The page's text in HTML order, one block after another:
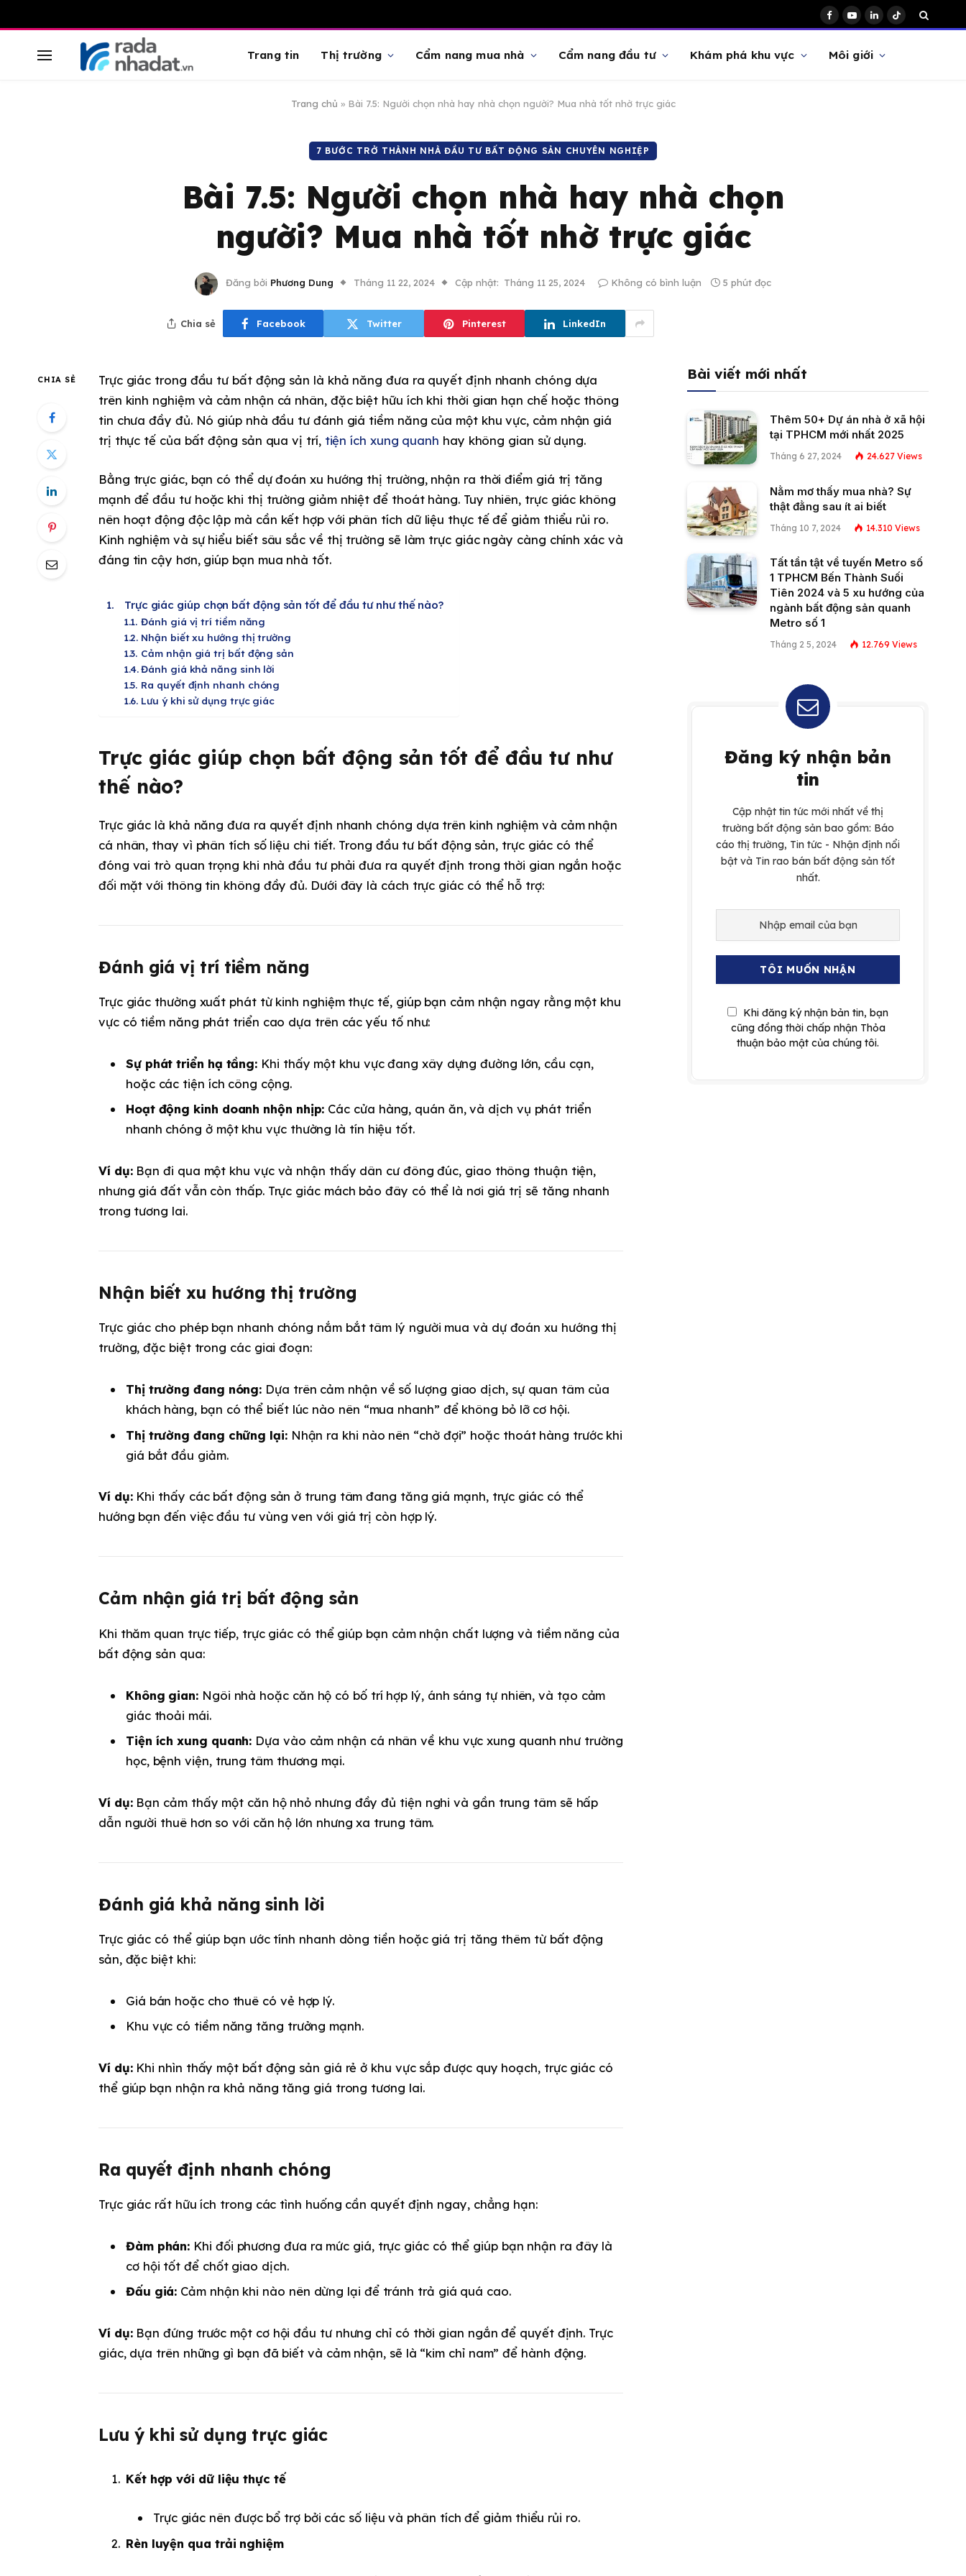
Facebook
YouTubeLinkedInTikTok
Trang tin Thị trường Cẩm nang mua nhà Cẩm nang đầu tư Khám phá khu vực Môi giới
Trang chủ » Bài 7.5: Người chọn nhà hay nhà chọn người? Mua nhà tốt nhờ trực giác
7 BƯỚC TRỞ THÀNH NHÀ ĐẦU TƯ BẤT ĐỘNG SẢN CHUYÊN NGHIỆP
Bài 7.5: Người chọn nhà hay nhà chọn
người? Mua nhà tốt nhờ trực giác
Đăng bởi Phương Dung Tháng 11 22, 2024 Cập nhật: Tháng 11 25, 2024 Không có bình luận 5 phút đọc
Chia sẻ Facebook Twitter Pinterest LinkedIn
CHIA SẺ
Trực giác trong đầu tư bất động sản là khả năng đưa ra quyết định nhanh chóng dựa
trên kinh nghiệm và cảm nhận cá nhân, đặc biệt hữu ích khi thời gian hạn chế hoặc thông
tin chưa đầy đủ. Nó giúp nhà đầu tư đánh giá tiềm năng của một khu vực, cảm nhận giá
trị thực tế của bất động sản qua vị trí, tiện ích xung quanh hay không gian sử dụng.
Bằng trực giác, bạn có thể dự đoán xu hướng thị trường, nhận ra thời điểm giá trị tăng
mạnh để đầu tư hoặc khi thị trường giảm nhiệt để thoát hàng. Tuy nhiên, trực giác không
nên hoạt động độc lập mà cần kết hợp với phân tích dữ liệu thực tế để giảm thiểu rủi ro.
Kinh nghiệm và sự hiểu biết sâu sắc về thị trường sẽ làm trực giác ngày càng chính xác và
đáng tin cậy hơn, giúp bạn mua nhà tốt.
Trực giác giúp chọn bất động sản tốt để đầu tư như thế nào?
Đánh giá vị trí tiềm năng
Nhận biết xu hướng thị trường
Cảm nhận giá trị bất động sản
Đánh giá khả năng sinh lời
Ra quyết định nhanh chóng
Lưu ý khi sử dụng trực giác
Trực giác giúp chọn bất động sản tốt để đầu tư như
thế nào?
Trực giác là khả năng đưa ra quyết định nhanh chóng dựa trên kinh nghiệm và cảm nhận
cá nhân, thay vì phân tích số liệu chi tiết. Trong đầu tư bất động sản, trực giác có thể
đóng vai trò quan trọng khi nhà đầu tư phải đưa ra quyết định trong thời gian ngắn hoặc
đối mặt với thông tin không đầy đủ. Dưới đây là cách trực giác có thể hỗ trợ:
Đánh giá vị trí tiềm năng
Trực giác thường xuất phát từ kinh nghiệm thực tế, giúp bạn cảm nhận ngay rằng một khu
vực có tiềm năng phát triển cao dựa trên các yếu tố như:
Sự phát triển hạ tầng: Khi thấy một khu vực đang xây dựng đường lớn, cầu cạn,
hoặc các tiện ích công cộng.
Hoạt động kinh doanh nhộn nhịp: Các cửa hàng, quán ăn, và dịch vụ phát triển
nhanh chóng ở một khu vực thường là tín hiệu tốt.
Ví dụ:Bạn đi qua một khu vực và nhận thấy dân cư đông đúc, giao thông thuận tiện,
nhưng giá đất vẫn còn thấp. Trực giác mách bảo đây có thể là nơi giá trị sẽ tăng nhanh
trong tương lai.
Nhận biết xu hướng thị trường
Trực giác cho phép bạn nhanh chóng nắm bắt tâm lý người mua và dự đoán xu hướng thị
trường, đặc biệt trong các giai đoạn:
Thị trường đang nóng: Dựa trên cảm nhận về số lượng giao dịch, sự quan tâm của
khách hàng, bạn có thể biết lúc nào nên “mua nhanh” để không bỏ lỡ cơ hội.
Thị trường đang chững lại:Nhận ra khi nào nên “chờ đợi” hoặc thoát hàng trước khi
giá bắt đầu giảm.
Ví dụ:Khi thấy các bất động sản ở trung tâm đang tăng giá mạnh, trực giác có thể
hướng bạn đến việc đầu tư vùng ven với giá trị còn hợp lý.
Cảm nhận giá trị bất động sản
Khi thăm quan trực tiếp, trực giác có thể giúp bạn cảm nhận chất lượng và tiềm năng của
bất động sản qua:
Không gian: Ngôi nhà hoặc căn hộ có bố trí hợp lý, ánh sáng tự nhiên, và tạo cảm
giác thoải mái.
Tiện ích xung quanh: Dựa vào cảm nhận cá nhân về khu vực xung quanh như trường
học, bệnh viện, trung tâm thương mại.
Ví dụ:Bạn cảm thấy một căn hộ nhỏ nhưng đầy đủ tiện nghi và gần trung tâm sẽ hấp
dẫn người thuê hơn so với căn hộ lớn nhưng xa trung tâm.
Đánh giá khả năng sinh lời
Trực giác có thể giúp bạn ước tính nhanh dòng tiền hoặc giá trị tăng thêm từ bất động
sản, đặc biệt khi:
Giá bán hoặc cho thuê có vẻ hợp lý.
Khu vực có tiềm năng tăng trưởng mạnh.
Ví dụ:Khi nhìn thấy một bất động sản giá rẻ ở khu vực sắp được quy hoạch, trực giác có
thể giúp bạn nhận ra khả năng tăng giá trong tương lai.
Ra quyết định nhanh chóng
Trực giác rất hữu ích trong các tình huống cần quyết định ngay, chẳng hạn:
Đàm phán: Khi đối phương đưa ra mức giá, trực giác có thể giúp bạn nhận ra đây là
cơ hội tốt để chốt giao dịch.
Đấu giá: Cảm nhận khi nào nên dừng lại để tránh trả giá quá cao.
Ví dụ:Bạn đứng trước một cơ hội đầu tư nhưng chỉ có thời gian ngắn để quyết định. Trực
giác, dựa trên những gì bạn đã biết và cảm nhận, sẽ là “kim chỉ nam” để hành động.
Lưu ý khi sử dụng trực giác
Kết hợp với dữ liệu thực tế
Trực giác nên được bổ trợ bởi các số liệu và phân tích để giảm thiểu rủi ro.
Rèn luyện qua trải nghiệm
Bài viết mới nhất
Thêm 50+ Dự án nhà ở xã hội
tại TPHCM mới nhất 2025
Tháng 6 27, 2024 24.627 Views
Nằm mơ thấy mua nhà? Sự
thật đằng sau ít ai biết
Tháng 10 7, 2024 14.310 Views
Tất tần tật về tuyến Metro số
1 TPHCM Bến Thành Suối
Tiên 2024 và 5 xu hướng của
ngành bất động sản quanh
Metro số 1
Tháng 2 5, 2024 12.769 Views
Đăng ký nhận bản
tin
Cập nhật tin tức mới nhất về thị
trường bất động sản bao gồm: Báo
cáo thị trường, Tin tức - Nhận định nổi
bật và Tin rao bán bất động sản tốt
nhất.
Khi đăng ký nhận bản tin, bạn
cũng đồng thời chấp nhận Thỏa
thuận bảo mật của chúng tôi.